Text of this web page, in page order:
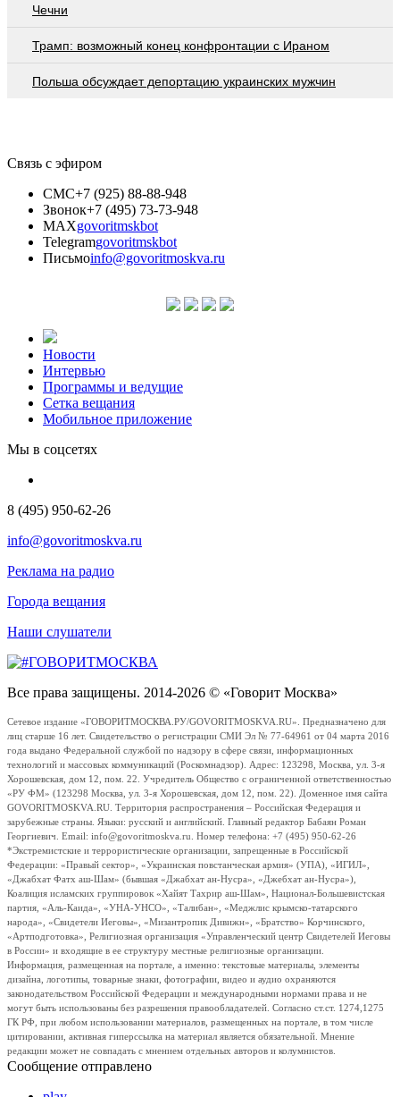
Чечни
Трамп: возможный конец конфронтации с Ираном
Польша обсуждает депортацию украинских мужчин
Связь с эфиром
СМС+7 (925) 88-88-948
Звонок+7 (495) 73-73-948
MAXgovoritmskbot
Telegramgovoritmskbot
Письмоinfo@govoritmoskva.ru
Новости
Интервью
Программы и ведущие
Сетка вещания
Мобильное приложение
Мы в соцсетях
8 (495) 950-62-26
info@govoritmoskva.ru
Реклама на радио
Города вещания
Наши слушатели
Все права защищены. 2014-2026 © «Говорит Москва»
Сетевое издание «ГОВОРИТМОСКВА.РУ/GOVORITMOSKVA.RU». Предназначено для
лиц старше 16 лет. Свидетельство о регистрации СМИ Эл № 77-64961 от 04 марта 2016
года выдано Федеральной службой по надзору в сфере связи, информационных
технологий и массовых коммуникаций (Роскомнадзор). Адрес: 123298, Москва, ул. 3-я
Хорошевская, дом 12, пом. 22. Учредитель Общество с ограниченной ответственностью
«РУ ФМ» (123298 Москва, ул. 3-я Хорошевская, дом 12, пом. 22). Доменное имя сайта
GOVORITMOSKVA.RU. Территория распространения – Российская Федерация и
зарубежные страны. Языки: русский и английский. Главный редактор Бабаян Роман
Георгиевич. Email: info@govoritmoskva.ru. Номер телефона: +7 (495) 950-62-26
*Экстремистские и террористические организации, запрещенные в Российской
Федерации: «Правый сектор», «Украинская повстанческая армия» (УПА), «ИГИЛ»,
«Джабхат Фатх аш-Шам» (бывшая «Джабхат ан-Нусра», «Джебхат ан-Нусра»),
Коалиция исламских группировок «Хайят Тахрир аш-Шам», Национал-Большевистская
партия, «Аль-Каида», «УНА-УНСО», «Талибан», «Меджлис крымско-татарского
народа», «Свидетели Иеговы», «Мизантропик Дивижн», «Братство» Корчинского,
«Артподготовка», Религиозная организация «Управленческий центр Свидетелей Иеговы
в России» и входящие в ее структуру местные религиозные организации.
Информация, размещенная на портале, а именно: текстовые материалы, элементы
дизайна, логотипы, товарные знаки, фотографии, видео и аудио охраняются
законодательством Российской Федерации и международными нормами права и не
могут быть использованы без разрешения правообладателей. Согласно ст.ст. 1274,1275
ГК РФ, при любом использовании материалов, размещенных на портале, в том числе
цитировании, активная гиперссылка на материал является обязательной. Мнение
редакции может не совпадать с мнением отдельных авторов и колумнистов.
Сообщение отправлено